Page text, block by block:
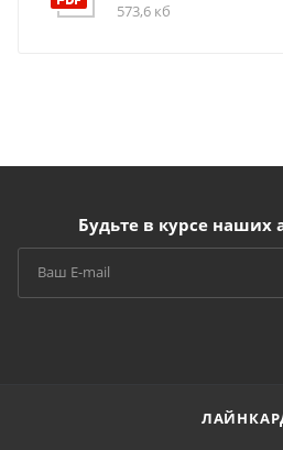
573,6 кб
Будьте в курсе наших